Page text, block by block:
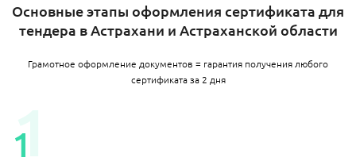
Основные этапы оформления сертификата для
тендера в Астрахани и Астраханской области
Грамотное оформление документов = гарантия получения любого
сертификата за 2 дня